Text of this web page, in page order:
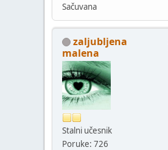
Sačuvana
zaljubljena
malena
Stalni učesnik
Poruke: 726